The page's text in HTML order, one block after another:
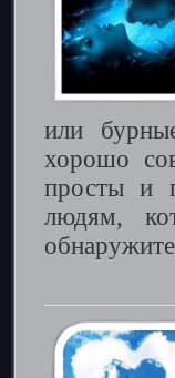
или
хорошо
просты и
людям,